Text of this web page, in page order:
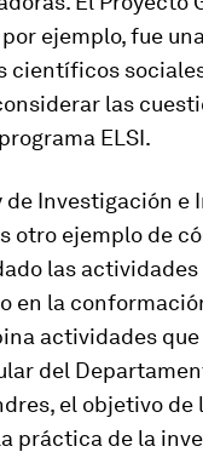
ejemplo, fue
científicos
las
ELSI.
Investigación e
otro ejemplo de
las
en la
actividades
del
el objetivo
práctica de la